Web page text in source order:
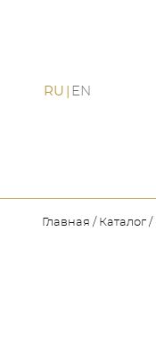
RU EN
Главная Каталог